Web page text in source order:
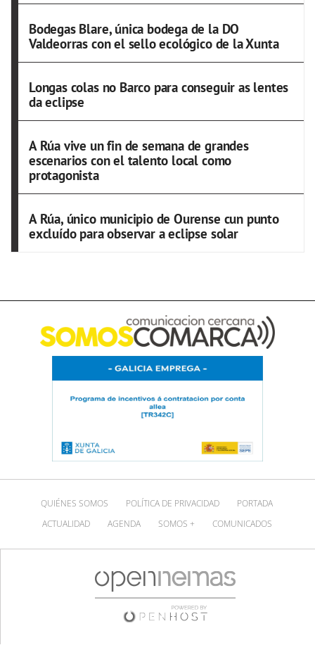
Bodegas Blare, única bodega de la DO
Valdeorras con el sello ecológico de la Xunta
Longas colas no Barco para conseguir as lentes
da eclipse
A Rúa vive un fin de semana de grandes
escenarios con el talento local como
protagonista
A Rúa, único municipio de Ourense cun punto
excluído para observar a eclipse solar
QUIÉNES SOMOS POLÍTICA DE PRIVACIDAD
PORTADA
ACTUALIDAD
AGENDA SOMOS + COMUNICADOS